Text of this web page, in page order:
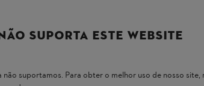
luz
SUPORTA ESTE WEBSITE
suportamos. Para obter o melhor uso de nosso site,